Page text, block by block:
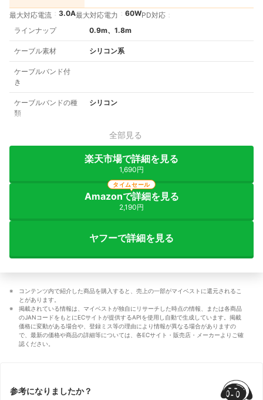
最大対応電流 3.0A最大対応電力 60WPD対応
ラインナップ
0.9m、1.8m
ケーブル素材 シリコン系
ケーブルバンド付
き
ケーブルバンドの種
類
シリコン
全部見る
楽天市場で詳細を見る
1,690円
Amazonで詳細を見る
2,190円
タイムセール
ヤフーで詳細を見る
コンテンツ内で紹介した商品を購入すると、売上の一部がマイベストに還元されるこ
とがあります。
掲載されている情報は、マイベストが独自にリサーチした時点の情報、または各商品
のJANコードをもとにECサイトが提供するAPIを使用し自動で生成しています。掲載
価格に変動がある場合や、登録ミス等の理由により情報が異なる場合がありますの
で、最新の価格や商品の詳細等については、各ECサイト・販売店・メーカーよりご確
認ください。
参考になりましたか？